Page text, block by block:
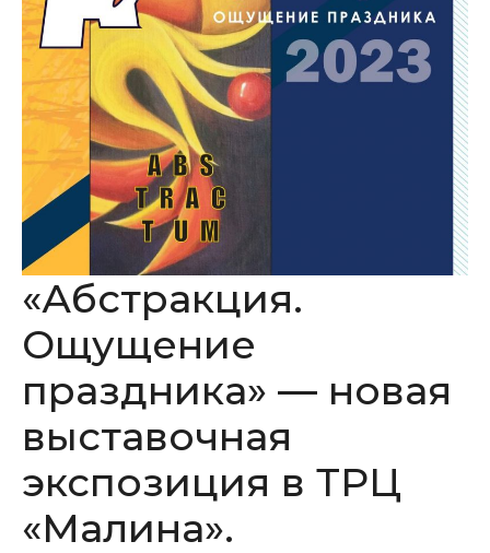
«Абстракция.
Ощущение
праздника» — новая
выставочная
экспозиция в ТРЦ
«Малина».